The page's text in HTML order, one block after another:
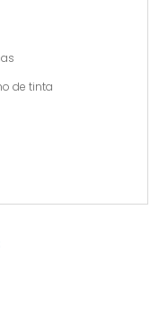
de tinta